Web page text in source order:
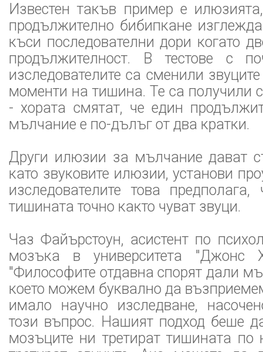
Известен такъв пример е
продължително бибипкане
къси последователни дори когато
продължителност. В тестове с
изследователите са сменили
моменти на тишина. Те са получили
- хората смятат, че един
мълчание е по-дълъг от два кратки.
Други илюзии за мълчание дават
като звуковите илюзии, установи
изследователите това
тишината точно както чуват звуци.
Чаз Файърстоун, асистент по
мозъка в университета "Джонс
"Философите отдавна спорят дали
което можем буквално да
имало научно изследване,
този въпрос. Нашият подход беше
мозъците ни третират тишината по